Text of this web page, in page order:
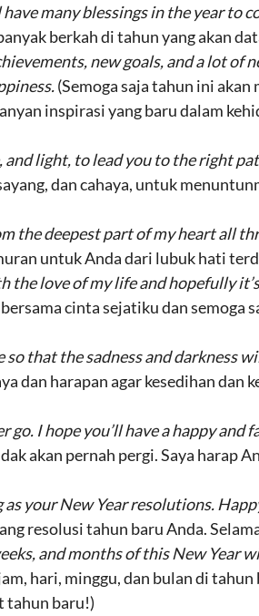
many blessings in the year to
berkah di tahun yang akan
new goals, and a lot of
(Semoga saja tahun ini
inspirasi yang baru dalam
light, to lead you to the right
dan cahaya, untuk
the deepest part of my heart all
untuk Anda dari lubuk hati
the love of my life and hopefully
cinta sejatiku dan semoga
that the sadness and darkness
dan harapan agar kesedihan dan
I hope you’ll have a happy and
akan pernah pergi. Saya harap
your New Year resolutions.
resolusi tahun baru Anda.
and months of this New Year
hari, minggu, dan bulan di
tahun baru!)